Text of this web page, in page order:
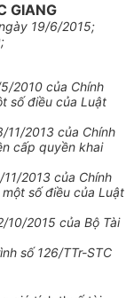
GIANG
19/6/2015;
2010 của Chính
số điều của Luật
11/2013 của Chính
cấp quyền khai
2013 của Chính
số điều của Luật
10/2015 của Bộ Tài
số 126/TTr-STC